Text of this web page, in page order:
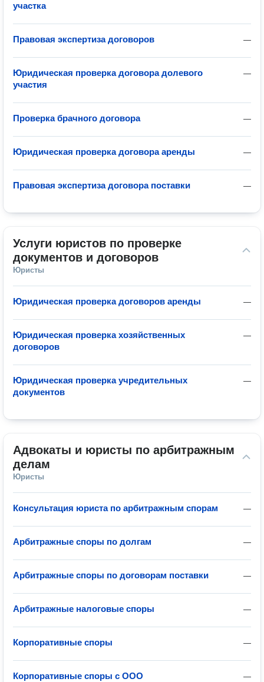
участка
—
Правовая экспертиза договоров
—
Юридическая проверка договора долевого
участия
—
Проверка брачного договора
—
Юридическая проверка договора аренды
—
Правовая экспертиза договора поставки
Услуги юристов по проверке
документов и договоров
Юристы
—
Юридическая проверка договоров аренды
—
Юридическая проверка хозяйственных
договоров
—
Юридическая проверка учредительных
документов
Адвокаты и юристы по арбитражным
делам
Юристы
—
Консультация юриста по арбитражным спорам
—
Арбитражные споры по долгам
—
Арбитражные споры по договорам поставки
—
Арбитражные налоговые споры
—
Корпоративные споры
—
Корпоративные споры с ООО